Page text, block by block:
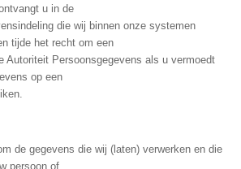
u in de
die wij binnen onze systemen
tijde het recht om een
Autoriteit Persoonsgegevens als u vermoedt
op een
de gegevens die wij (laten) verwerken en die
persoon of